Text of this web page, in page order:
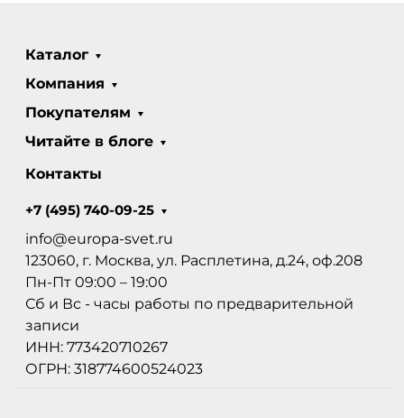
Каталог
Компания
Покупателям
Читайте в блоге
Контакты
+7 (495) 740-09-25
info@europa-svet.ru
123060, г. Москва, ул. Расплетина, д.24, оф.208
Пн-Пт 09:00 – 19:00
Сб и Вс - часы работы по предварительной
записи
ИНН: 773420710267
ОГРН: 318774600524023